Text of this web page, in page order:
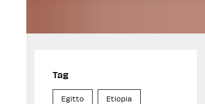
Tag
Egitto Etiopia